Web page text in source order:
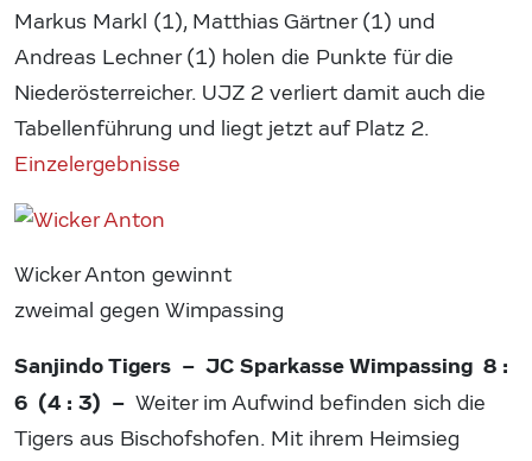
Markus Markl (1), Matthias Gärtner (1) und
Andreas Lechner (1) holen die Punkte für die
Niederösterreicher. UJZ 2 verliert damit auch die
Tabellenführung und liegt jetzt auf Platz 2.
Einzelergebnisse
Wicker Anton gewinnt
zweimal gegen Wimpassing
Sanjindo Tigers – JC Sparkasse Wimpassing 8 :
6 (4 : 3) – Weiter im Aufwind befinden sich die
Tigers aus Bischofshofen. Mit ihrem Heimsieg